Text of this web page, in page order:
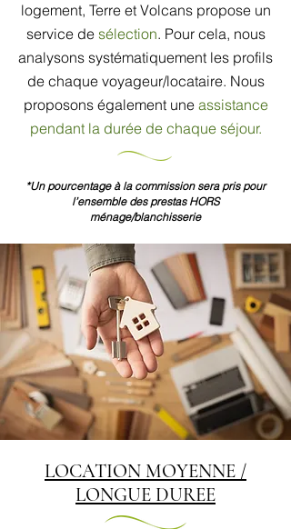
logement, Terre et Volcans propose un
service de sélection. Pour cela, nous
analysons systématiquement les profils
de chaque voyageur/locataire. ​ Nous
proposons égalementune assistance
pendant la durée de chaque séjour.
*Un pourcentage à la commission sera pris pour
l’ensemble des prestas HORS
ménage/blanchisserie
LOCATION MOYENNE /
LONGUE DUREE